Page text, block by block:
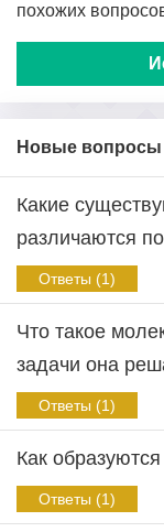
похожих
Новые вопросы
Какие
различаются
Ответы (1)
Что такое
задачи она
Ответы (1)
Как
Ответы (1)